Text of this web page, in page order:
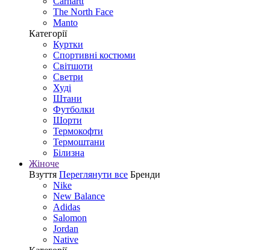
The North Face
Manto
Категорії
Куртки
Спортивні костюми
Світшоти
Светри
Худі
Штани
Футболки
Шорти
Термокофти
Термоштани
Білизна
Жіноче
Взуття Переглянути все Бренди
Nike
New Balance
Adidas
Salomon
Jordan
Native